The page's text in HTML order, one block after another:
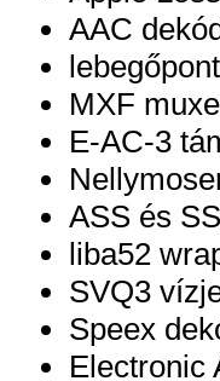
AAC
MXF
E-AC-3
ASS és
liba52
SVQ3
Speex
Electronic